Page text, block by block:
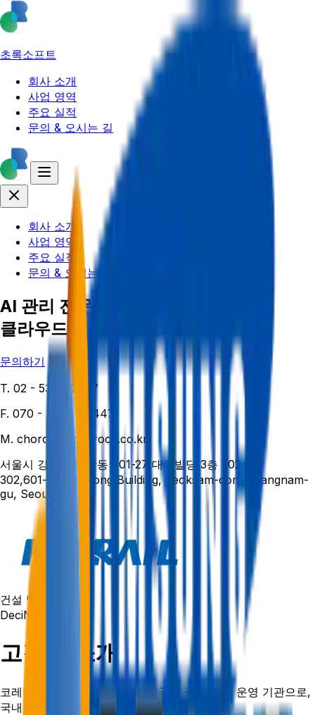
초록소프트
회사 소개
사업 영역
주요 실적
문의 & 오시는 길
회사 소개
사업 영역
주요 실적
문의 & 오시는 길
AI 관리 전문가와 함께 최적의
클라우드 솔루션을 찾아보세요.
문의하기
T. 02 - 534 - 2007
F. 070 - 4275 - 0447
M. chorock@chorock.co.kr
서울시 강남구 역삼동 601-27 대동빌딩 3층 302호
302,601-27, Daedong Building, Yeoksam-dong, Gangnam-
gu, Seoul
건설 및 인프라
DeciNavi 솔루션
고객사 소개
코레일(한국철도공사)은 대한민국의 국영 철도 운영 기관으로,
국내 철도 운송 서비스를 제공하고 있습니다.